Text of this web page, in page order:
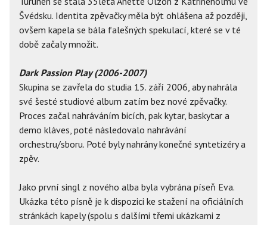
Švédsku. Identita zpěvačky měla být ohlášena až později,
ovšem kapela se bála falešných spekulací, které se v té
době začaly množit.
Dark Passion Play (2006-2007)
Skupina se zavřela do studia 15. září 2006, aby nahrála
své šesté studiové album zatím bez nové zpěvačky.
Proces začal nahráváním bicích, pak kytar, baskytar a
demo kláves, poté následovalo nahrávání
orchestru/sboru. Poté byly nahrány konečné syntetizéry a
zpěv.
Jako první singl z nového alba byla vybrána píseň Eva.
Ukázka této písně je k dispozici ke stažení na oficiálních
stránkách kapely (spolu s dalšími třemi ukázkami z